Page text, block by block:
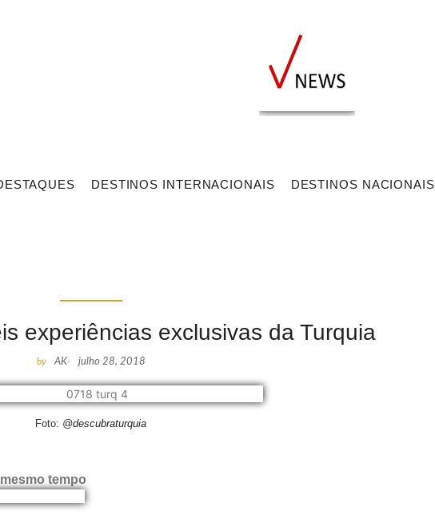
DESTINOS INTERNACIONAIS DESTINOS NACIONAIS
experiências exclusivas da Turquia
by AK- julho 28, 2018
Foto: @descubraturquia
tempo